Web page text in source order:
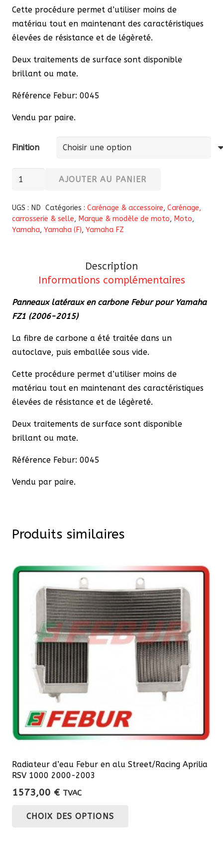
Cette procédure permet d’utiliser moins de
matériau tout en maintenant des caractéristiques
élevées de résistance et de légèreté.
Deux traitements de surface sont disponible
brillant ou mate.
Référence Febur: 0045
Vendu par paire.
Finition
quantité
Panneaux
latéraux
en
Yamaha
FZ1
(2006-
AJOUTER AU PANIER
UGS : ND Catégories : Carénage & accessoire, Carénage,
carrosserie & selle, Marque & modèle de moto, Moto,
Yamaha, Yamaha (F), Yamaha FZ
Description
Informations complémentaires
Panneaux latéraux en carbone Febur pour Yamaha
FZ1 (2006-2015)
La fibre de carbone a été traitée dans un
autoclave, puis emballée sous vide.
Cette procédure permet d’utiliser moins de
matériau tout en maintenant des caractéristiques
élevées de résistance et de légèreté.
Deux traitements de surface sont disponible
brillant ou mate.
Référence Febur: 0045
Vendu par paire.
Produits similaires
Radiateur d’eau Febur en alu Street/Racing Aprilia
RSV 1000 2000-2003
1573,00 € TVAC
CHOIX DES OPTIONS